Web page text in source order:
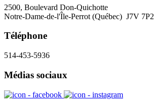
2500, Boulevard Don-Quichotte
Notre-Dame-de-l'Île-Perrot (Québec) J7V 7P2
Téléphone
514-453-5936
Médias sociaux